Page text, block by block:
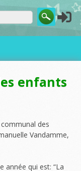
enfants
des
Vandamme,
année qui est: “La